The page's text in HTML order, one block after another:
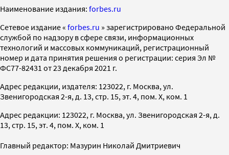
Наименование издания: forbes.ru
Cетевое издание « forbes.ru » зарегистрировано Федеральной
службой по надзору в сфере связи, информационных
технологий и массовых коммуникаций, регистрационный
номер и дата принятия решения о регистрации: серия Эл №
ФС77-82431 от 23 декабря 2021 г.
Адрес редакции, издателя: 123022, г. Москва, ул.
Звенигородская 2-я, д. 13, стр. 15, эт. 4, пом. X, ком. 1
Адрес редакции: 123022, г. Москва, ул. Звенигородская 2-я, д.
13, стр. 15, эт. 4, пом. X, ком. 1
Главный редактор: Мазурин Николай Дмитриевич